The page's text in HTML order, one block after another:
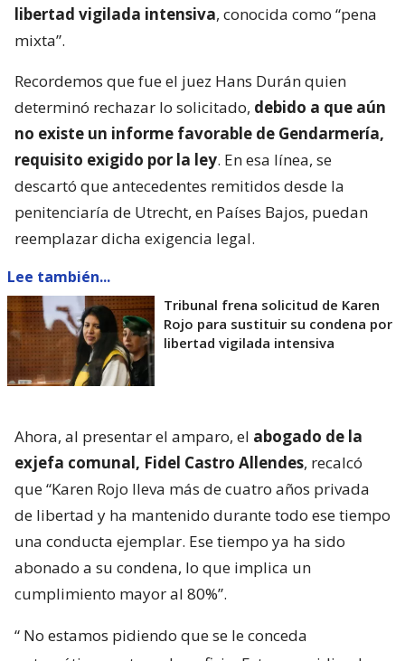
libertad vigilada intensiva, conocida como “pena
mixta”.
Recordemos que fue el juez Hans Durán quien
determinó rechazar lo solicitado, debido a que aún
no existe un informe favorable de Gendarmería,
requisito exigido por la ley. En esa línea, se
descartó que antecedentes remitidos desde la
penitenciaría de Utrecht, en Países Bajos, puedan
reemplazar dicha exigencia legal.
Lee también...
Tribunal frena solicitud de Karen
Rojo para sustituir su condena por
libertad vigilada intensiva
Ahora, al presentar el amparo, el abogado de la
exjefa comunal, Fidel Castro Allendes, recalcó
que “Karen Rojo lleva más de cuatro años privada
de libertad y ha mantenido durante todo ese tiempo
una conducta ejemplar. Ese tiempo ya ha sido
abonado a su condena, lo que implica un
cumplimiento mayor al 80%”.
“ No estamos pidiendo que se le conceda